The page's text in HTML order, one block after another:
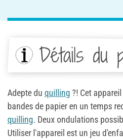
Détails du
Adepte du quilling ?! Cet
bandes de papier en un temps
quilling. Deux ondulations
Utiliser l'appareil est un jeu